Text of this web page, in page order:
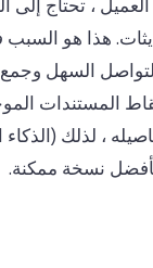
، تحتاج إلى
هذا هو السبب
السهل وجمع
المستندات
، لذلك
بأفضل نسخة ممكنة.